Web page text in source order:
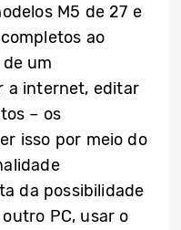
M5 de 27 e
ao
um
a internet, editar
– os
isso por meio do
da possibilidade
PC, usar o